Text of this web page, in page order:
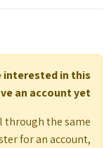
interested in this
an account yet.
through the same
for an account,